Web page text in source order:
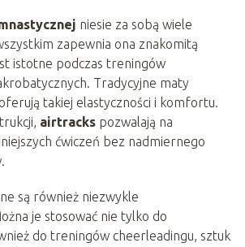
niesie za sobą wiele
zapewnia ona znakomitą
istotne podczas treningów
Tradycyjne maty
takiej elastyczności i komfortu.
airtracks pozwalają na
ćwiczeń bez nadmiernego
są również niezwykle
je stosować nie tylko do
do treningów cheerleadingu, sztuk